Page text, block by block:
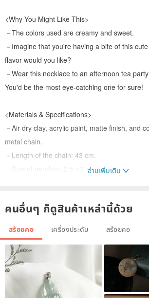
<Why You Might Like This>
－The colors used are creamy and sweet.
－Imagine that you're having a bite of this
flavor would you like?
－Wear this necklace to an afternoon tea
You'd be the most eye-catching one for sure!
<Materials & Specifications>
－Air-dry clay, acrylic paint, matte finish, and
metal chain.
－Length of the chain: 43 cm.
－Size of pendant: 2.5 x 2 cm
<Care Instructions>
－Avoid contact with water when wearing this
product gets wet, dry it immediately.
－Avoid direct contact with perfumes or
－When not wearing, put the necklace in a
store it in a dry and dark place.
อ่านเพิ่มเติม
คนอื่นๆ ก็ดูสินค้าเหล่านี้ด้วย
สร้อยคอ เครื่องประดับ สร้อยคอ